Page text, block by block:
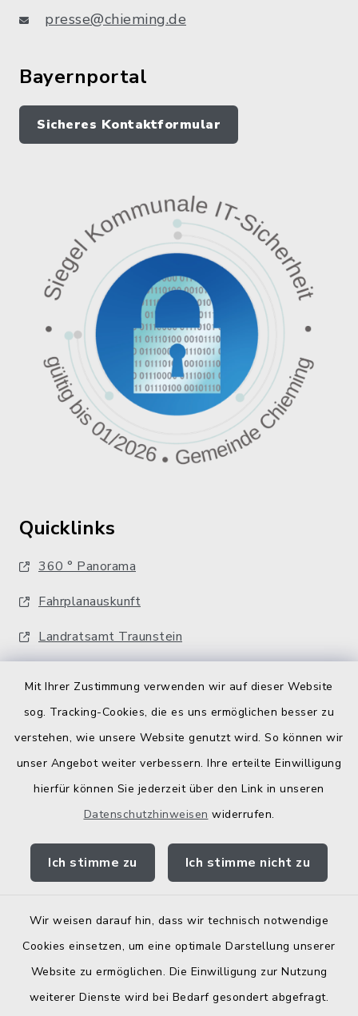
Mit Ihrer Zustimmung verwenden wir auf dieser Website
sog. Tracking-Cookies, die es uns ermöglichen besser zu
verstehen, wie unsere Website genutzt wird. So können wir
unser Angebot weiter verbessern. Ihre erteilte Einwilligung
hierfür können Sie jederzeit über den Link in unseren
Datenschutzhinweisen widerrufen.
Ich stimme zu Ich stimme nicht zu
Wir weisen darauf hin, dass wir technisch notwendige
Cookies einsetzen, um eine optimale Darstellung unserer
Website zu ermöglichen. Die Einwilligung zur Nutzung
weiterer Dienste wird bei Bedarf gesondert abgefragt.
presse@chieming.de
Bayernportal
Sicheres Kontaktformular
Quicklinks
360 ° Panorama
Fahrplanauskunft
Landratsamt Traunstein
Bodenrichtwerte
Kontakt
Barrierefreiheit
Elektronische Zugangseröffnung
Impressum